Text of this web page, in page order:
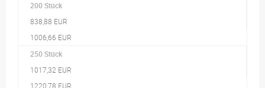
200 Stück
838,88 EUR
1006,66 EUR
250 Stück
1017,32 EUR
1220,78 EUR